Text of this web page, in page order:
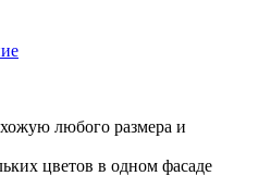
любого размера и
цветов в одном фасаде